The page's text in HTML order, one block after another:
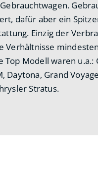
dafür aber ein
Einzig der
Verhältnisse
Top Modell waren u.a.:
Daytona, Grand
Stratus.